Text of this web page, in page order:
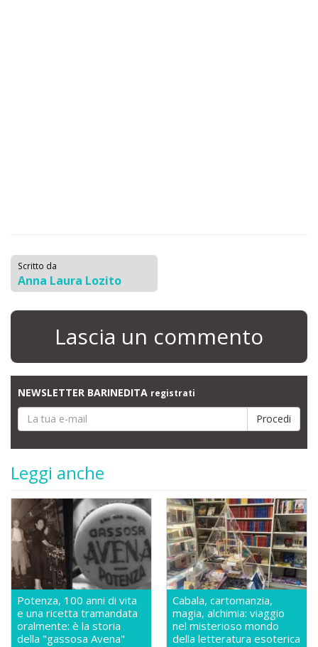
Scritto da
Anna Laura Lozito
Lascia un commento
NEWSLETTER BARINEDITA registrati
Leggi anche
Potenza, 100 anni di vita
e una ricetta tramandata
oralmente: è la storia
della "gassosa Avena"
Cabala, cartomanzia,
magia, alchimia: viaggio
nel misterioso mondo
della letteratura esoterica